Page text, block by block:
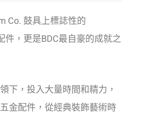
Co. 鼓具上標誌性的
件，更是BDC最自豪的成就之
下，投入大量時間和精力，
金配件，從經典裝飾藝術時